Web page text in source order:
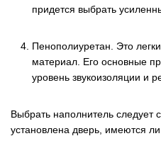
придется выбрать
Пенополиуретан. Это
материал. Его основные
уровень звукоизоляции и
Выбрать наполнитель следует
установлена дверь, имеются